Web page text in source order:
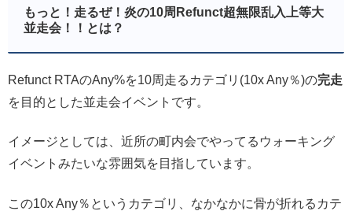
もっと！走るぜ！炎の10周Refunct超無限乱入上等大
並走会！！とは？
Refunct RTAのAny%を10周走るカテゴリ(10x Any％)の完走
を目的とした並走会イベントです。
イメージとしては、近所の町内会でやってるウォーキング
イベントみたいな雰囲気を目指しています。
この10x Any％というカテゴリ、なかなかに骨が折れるカテ